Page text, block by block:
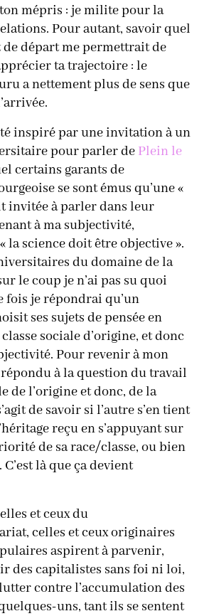
mépris : je milite pour la
Pour autant, savoir quel
de départ me permettrait de
ta trajectoire : le
a nettement plus de sens que
inspiré par une invitation à un
pour parler de Plein le
certains garants de
se sont émus qu’une «
invitée à parler dans leur
à ma subjectivité,
la science doit être objective ».
du domaine de la
le coup je n’ai pas su quoi
fois je répondrai qu’un
ses sujets de pensée en
sociale d’origine, et donc
Pour revenir à mon
à la question du travail
de l’origine et donc, de la
de savoir si l’autre s’en tient
reçu en s’appuyant sur
de sa race/classe, ou bien
là que ça devient
et ceux du
celles et ceux originaires
aspirent à parvenir,
des capitalistes sans foi ni loi,
contre l’accumulation des
uns, tant ils se sentent